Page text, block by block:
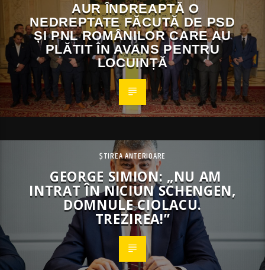
AUR ÎNDREAPTĂ O
NEDREPTATE FĂCUTĂ DE PSD
ȘI PNL ROMÂNILOR CARE AU
PLĂTIT ÎN AVANS PENTRU
LOCUINȚĂ
ȘTIREA ANTERIOARE
GEORGE SIMION: „NU AM
INTRAT ÎN NICIUN SCHENGEN,
DOMNULE CIOLACU.
TREZIREA!”